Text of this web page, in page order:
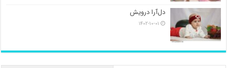
دل‌آرا درویش
۱۴۰۲-۱۰-۰۱